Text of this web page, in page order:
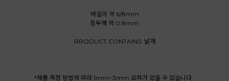
바길이 약 6/8mm
침두께 약 0.8mm
RRODUCT CONTAINS: 낱개
*제품 측정 방법에 따라 1mm~3mm 오차가 있을 수 있습니다.